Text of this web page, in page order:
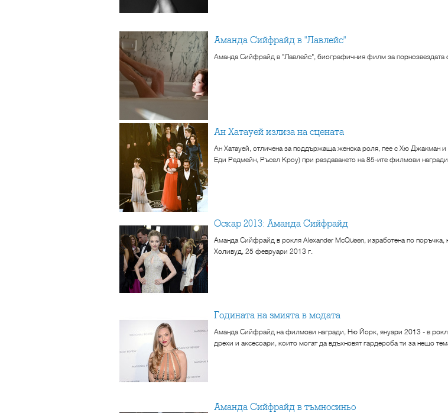
Аманда Сийфрайд в "Лавлейс"
Аманда Сийфрайд в "Лавлейс", биографичния филм за порнозвездата
Ан Хатауей излиза на сцената
Ан Хатауей, отличена за поддържаща женска роля, пее с Хю Джакман
Еди Редмейн, Ръсел Кроу) при раздаването на 85-ите филмови
Оскар 2013: Аманда Сийфрайд
Аманда Сийфрайд в рокля Alexander McQueen, изработена по
Холивуд, 25 февруари 2013 г.
Годината на змията в модата
Аманда Сийфрайд на филмови награди, Ню Йорк, януари 2013 - в
дрехи и аксесоари, които могат да вдъхновят гардероба ти за нещо
Аманда Сийфрайд в тъмносиньо